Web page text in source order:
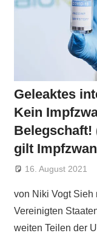
Geleaktes
Kein
Belegschaft!
gilt
16. August 2021
von Niki Vogt Sieh
Vereinigten
weiten Teilen der